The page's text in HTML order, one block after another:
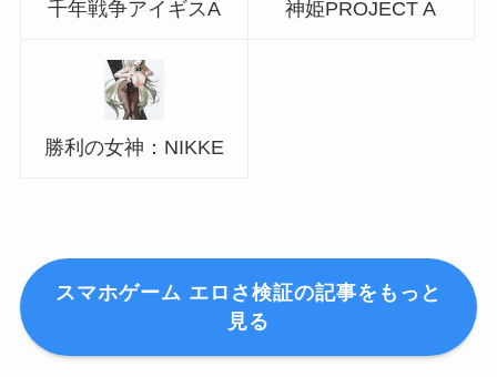
千年戦争アイギスA 神姫PROJECT A
勝利の女神：NIKKE
スマホゲーム エロさ検証の記事をもっと
見る